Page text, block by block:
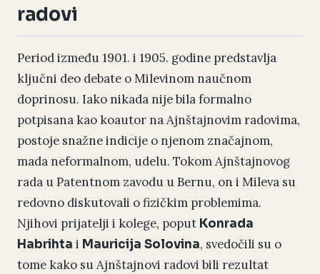
radovi
Period između 1901. i 1905. godine predstavlja
ključni deo debate o Milevinom naučnom
doprinosu. Iako nikada nije bila formalno
potpisana kao koautor na Ajnštajnovim radovima,
postoje snažne indicije o njenom značajnom,
mada neformalnom, udelu. Tokom Ajnštajnovog
rada u Patentnom zavodu u Bernu, on i Mileva su
redovno diskutovali o fizičkim problemima.
Njihovi prijatelji i kolege, poput Konrada
Habrihta i Mauricija Solovina, svedočili su o
tome kako su Ajnštajnovi radovi bili rezultat